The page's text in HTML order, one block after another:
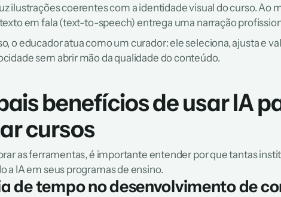
ilustrações coerentes com a identidade visual do curso. Ao
em fala (text-to-speech) entrega uma narração
o educador atua como um curador: ele seleciona, ajusta e
sem abrir mão da qualidade do conteúdo.
benefícios de usar IA
cursos
as ferramentas, é importante entender por que tantas
a IA em seus programas de ensino.
de tempo no desenvolvimento de